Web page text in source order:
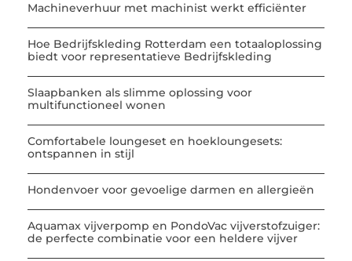
Machineverhuur met machinist werkt efficiënter
Hoe Bedrijfskleding Rotterdam een totaaloplossing
biedt voor representatieve Bedrijfskleding
Slaapbanken als slimme oplossing voor
multifunctioneel wonen
Comfortabele loungeset en hoekloungesets:
ontspannen in stijl
Hondenvoer voor gevoelige darmen en allergieën
Aquamax vijverpomp en PondoVac vijverstofzuiger:
de perfecte combinatie voor een heldere vijver